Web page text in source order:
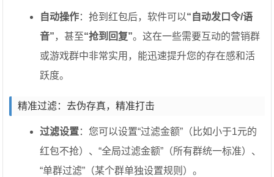
自动操作：抢到红包后，软件可以“自动发口令/语
音”，甚至“抢到回复”。这在一些需要互动的营销群
或游戏群中非常实用，能迅速提升您的存在感和活
跃度。
精准过滤：去伪存真，精准打击
过滤设置：您可以设置“过滤金额”（比如小于1元的
红包不抢）、“全局过滤金额”（所有群统一标准）、
“单群过滤”（某个群单独设置规则）。